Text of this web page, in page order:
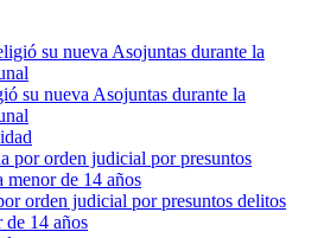
su nueva Asojuntas durante la
orden judicial por presuntos delitos
de 14 años